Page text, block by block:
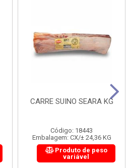
CARRE SUINO SEARA KG
Código: 18443
Embalagem: CX/± 24,36 KG
Produto de peso
variável